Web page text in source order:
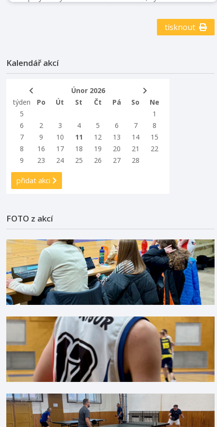
týmem. Poprvé tak uvidíte kompletní soupravu
korunovačních předmětů včetně středověkého žezla a
jablka Karla IV. i Svatováclavského meče. Výstava
staletími prostřednictvím atraktivních exponátů, panelů
a historických ukázek. Nechte se provést příběhem
tisknout
Kalendář akcí
Únor 2026
týden
Po Út St Čt Pá So
Ne
5
1
6
2 3 4 5 6 7
8
7
9 10 11 12 13 14
15
8
16 17 18 19 20 21
22
9
23 24 25 26 27 28
přidat akci
FOTO z akcí